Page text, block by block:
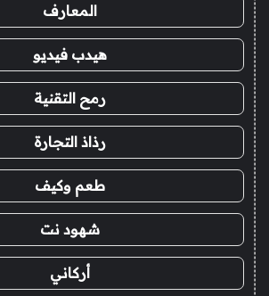
المعارف
هيدب فيديو
رمح التقنية
رذاذ التجارة
طعم وكيف
شهود نت
أركاني